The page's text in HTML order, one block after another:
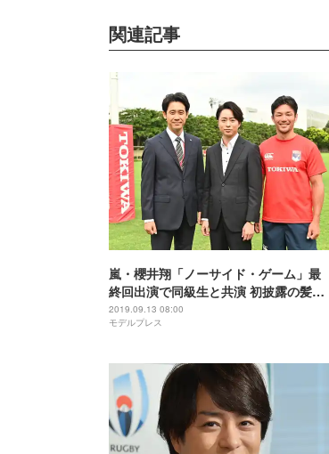
関連記事
嵐・櫻井翔「ノーサイド・ゲーム」最
終回出演で同級生と共演 初披露の髪型
にも注目
2019.09.13 08:00
モデルプレス